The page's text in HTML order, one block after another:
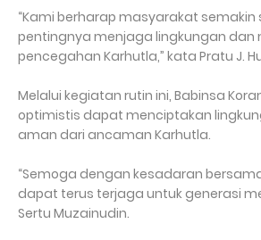
“Kami berharap masyarakat semakin
pentingnya menjaga lingkungan dan
pencegahan Karhutla,” kata Pratu J.
Melalui kegiatan rutin ini, Babinsa
optimistis dapat menciptakan
aman dari ancaman Karhutla.
“Semoga dengan kesadaran
dapat terus terjaga untuk generasi
Sertu Muzainudin.